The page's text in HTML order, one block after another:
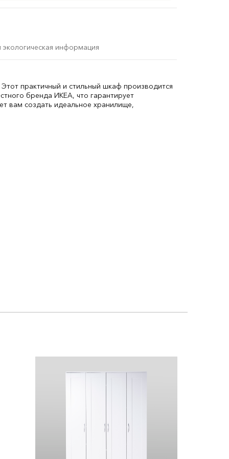
экологическая информация
практичный и стильный шкаф производится
бренда ИКЕА, что гарантирует
вам создать идеальное хранилище,